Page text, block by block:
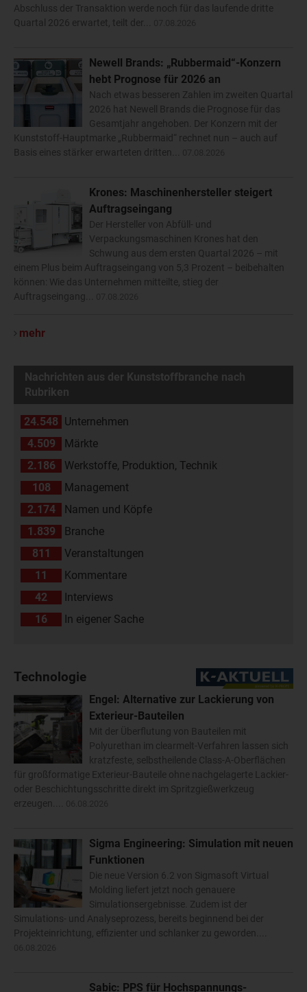
Abschluss der Transaktion werde noch für das laufende dritte
Quartal 2026 erwartet, teilt der...
Newell Brands: „Rubbermaid“-Konzern
hebt Prognose für 2026 an
Nach etwas besseren Zahlen im zweiten Quartal
2026 hat Newell Brands die Prognose für das
Gesamtjahr angehoben. Der Konzern mit der
Kunststoff-Hauptmarke „Rubbermaid“ rechnet nun – auch auf
Basis eines stärker erwarteten dritten...
Krones: Maschinenhersteller steigert
Auftragseingang
Der Hersteller von Abfüll- und
Verpackungsmaschinen Krones hat den
Schwung aus dem ersten Quartal 2026 – mit
einem Plus beim Auftragseingang von 5,3 Prozent – beibehalten
können: Wie das Unternehmen mitteilte, stieg der
Auftragseingang...
mehr
Nachrichten aus der Kunststoffbranche nach
Rubriken
24.548 Unternehmen
4.509
Märkte
2.186
Werkstoffe, Produktion, Technik
108
Management
2.174
Namen und Köpfe
1.839
Branche
811
Veranstaltungen
11
Kommentare
42
Interviews
16
In eigener Sache
Technologie
Engel: Alternative zur Lackierung von
Exterieur-Bauteilen
Mit der Überflutung von Bauteilen mit
Polyurethan im clearmelt-Verfahren lassen sich
kratzfeste, selbstheilende Class-A-Oberflächen
für großformatige Exterieur-Bauteile ohne nachgelagerte Lackier-
oder Beschichtungsschritte direkt im Spritzgießwerkzeug
erzeugen....
Sigma Engineering: Simulation mit neuen
Funktionen
Die neue Version 6.2 von Sigmasoft Virtual
Molding liefert jetzt noch genauere
Simulationsergebnisse. Zudem ist der
Simulations- und Analyseprozess, bereits beginnend bei der
Projekteinrichtung, effizienter und schlanker zu geworden....
Sabic: PPS für Hochspannungs-